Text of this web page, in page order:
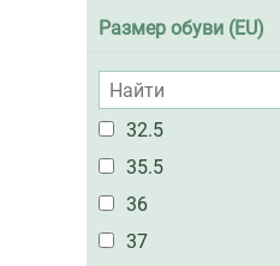
Размер обуви (EU)
32.5
35.5
36
37